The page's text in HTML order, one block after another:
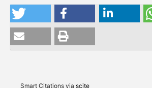
Smart Citations via scite_